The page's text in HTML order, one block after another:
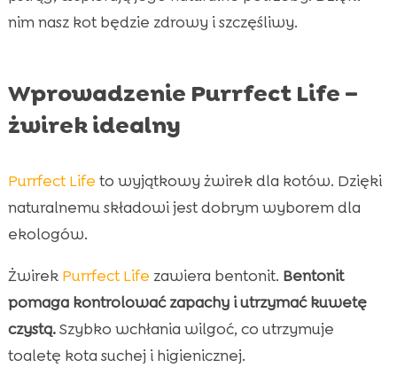
nim nasz kot będzie zdrowy i szczęśliwy.
Wprowadzenie Purrfect Life –
żwirek idealny
Purrfect Life to wyjątkowy żwirek dla kotów. Dzięki
naturalnemu składowi jest dobrym wyborem dla
ekologów.
Żwirek Purrfect Life zawiera bentonit. Bentonit
pomaga kontrolować zapachy i utrzymać kuwetę
czystą.Szybko wchłania wilgoć, co utrzymuje
toaletę kota suchej i higienicznej.